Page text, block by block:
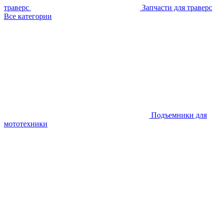
траверс
Запчасти для траверс
Все категории
Подъемники для
мототехники